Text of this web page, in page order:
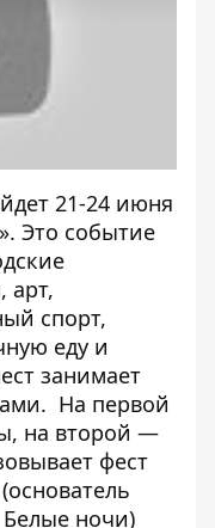
21-24 июня
. Это событие
арт,
спорт,
еду и
занимает
На первой
на второй —
фест
Белые ночи)